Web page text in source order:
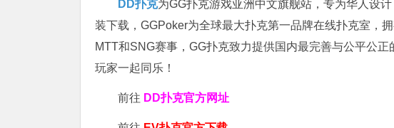
DD扑克为GG扑克游戏亚洲中文旗舰站，专为华人设
装下载，GGPoker为全球最大扑克第一品牌在线扑克室，
MTT和SNG赛事，GG扑克致力提供国内最完善与公平公
玩家一起同乐！
前往 DD扑克官方网址